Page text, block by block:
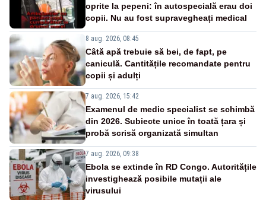
oprite la pepeni: în autospecială erau doi
copii. Nu au fost supravegheați medical
8 aug. 2026, 08:45
Câtă apă trebuie să bei, de fapt, pe
caniculă. Cantitățile recomandate pentru
copii și adulți
7 aug. 2026, 15:42
Examenul de medic specialist se schimbă
din 2026. Subiecte unice în toată țara și
probă scrisă organizată simultan
7 aug. 2026, 09:38
Ebola se extinde în RD Congo. Autoritățile
investighează posibile mutații ale
virusului